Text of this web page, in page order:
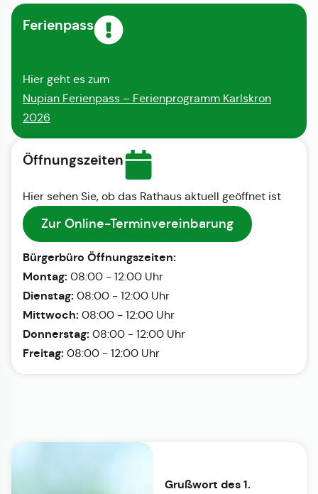
Ferienpass
Hier geht es zum
Nupian Ferienpass – Ferienprogramm Karlskron
2026
Öffnungszeiten
Hier sehen Sie, ob das Rathaus aktuell geöffnet ist
Zur Online-Terminvereinbarung
Bürgerbüro Öffnungszeiten:
Montag: 08:00 - 12:00 Uhr
Dienstag: 08:00 - 12:00 Uhr
Mittwoch: 08:00 - 12:00 Uhr
Donnerstag: 08:00 - 12:00 Uhr
Freitag: 08:00 - 12:00 Uhr
Grußwort des 1.